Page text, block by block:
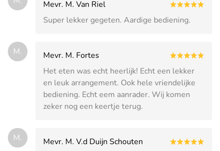
Mevr. M. Van Riel
Super lekker gegeten. Aardige bediening.
M.
Mevr. M. Fortes
Het eten was echt heerlijk! Echt een lekker
en leuk arrangement. Ook hele vriendelijke
bediening. Echt eem aanrader. Wij komen
zeker nog een keertje terug.
M.
Mevr. M. V.d Duijn Schouten